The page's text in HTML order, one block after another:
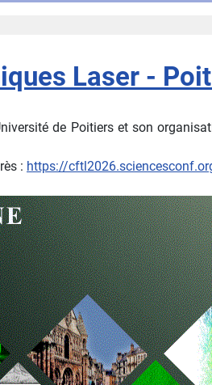
Laser -
de Poitiers et son
: https://